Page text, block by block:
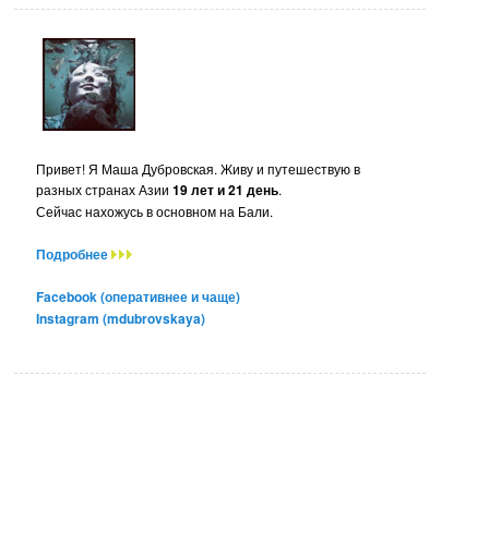
Привет! Я Маша Дубровская. Живу и путешествую в
разных странах Азии19 лет и 21 день.
Сейчас нахожусь в основном на Бали.
Подробнее
Facebook (оперативнее и чаще)
Instagram (mdubrovskaya)